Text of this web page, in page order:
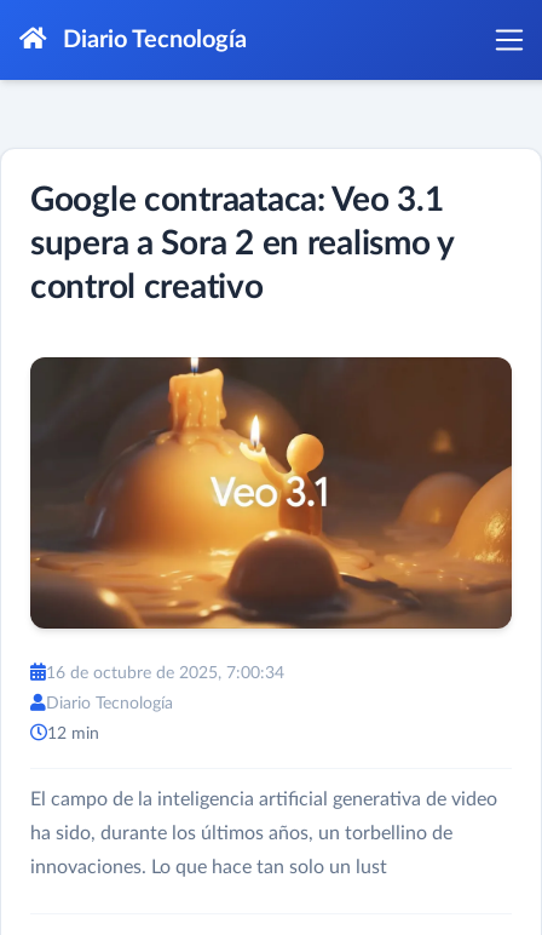
Diario Tecnología
Google contraataca: Veo 3.1
supera a Sora 2 en realismo y
control creativo
16 de octubre de 2025, 7:00:34
Diario Tecnología
12 min
El campo de la inteligencia artificial generativa de video
ha sido, durante los últimos años, un torbellino de
innovaciones. Lo que hace tan solo un lust